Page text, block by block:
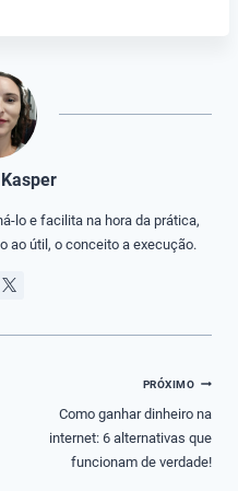
lo e facilita na hora da prática,
ao útil, o conceito a execução.
PRÓXIMO
Como ganhar dinheiro na
internet: 6 alternativas que
funcionam de verdade!